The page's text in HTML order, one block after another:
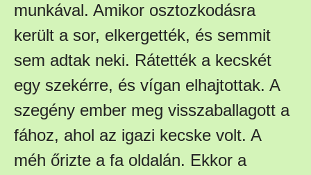
munkával. Amikor osztozkodásra
került a sor, elkergették, és semmit
sem adtak neki. Rátették a kecskét
egy szekérre, és vígan elhajtottak. A
szegény ember meg visszaballagott a
fához, ahol az igazi kecske volt. A
méh őrizte a fa oldalán. Ekkor a